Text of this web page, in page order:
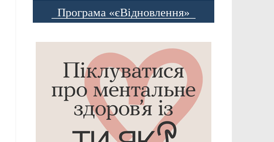
Програма «єВідновлення»